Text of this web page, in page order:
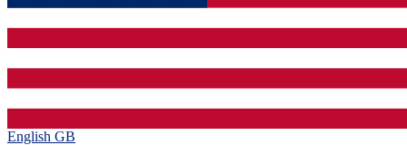
English GB‎